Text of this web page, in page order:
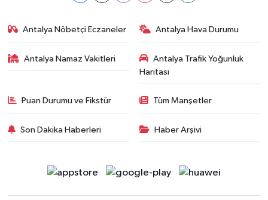
Antalya Nöbetçi Eczaneler Antalya Hava Durumu
Antalya Namaz Vakitleri
Antalya Trafik Yoğunluk
Haritası
Puan Durumu ve Fikstür Tüm Manşetler
Son Dakika Haberleri Haber Arşivi